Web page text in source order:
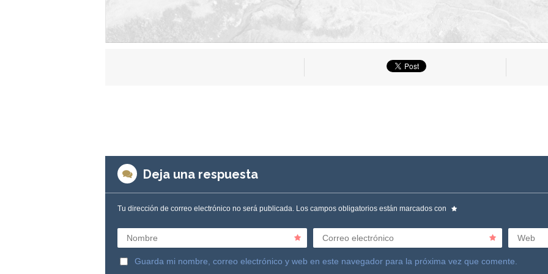
Deja una respuesta
Tu dirección de correo electrónico no será publicada. Los campos obligatorios están marcados con
Nombre Correo electrónico Web
Guarda mi nombre, correo electrónico y web en este navegador para la próxima vez que comente.